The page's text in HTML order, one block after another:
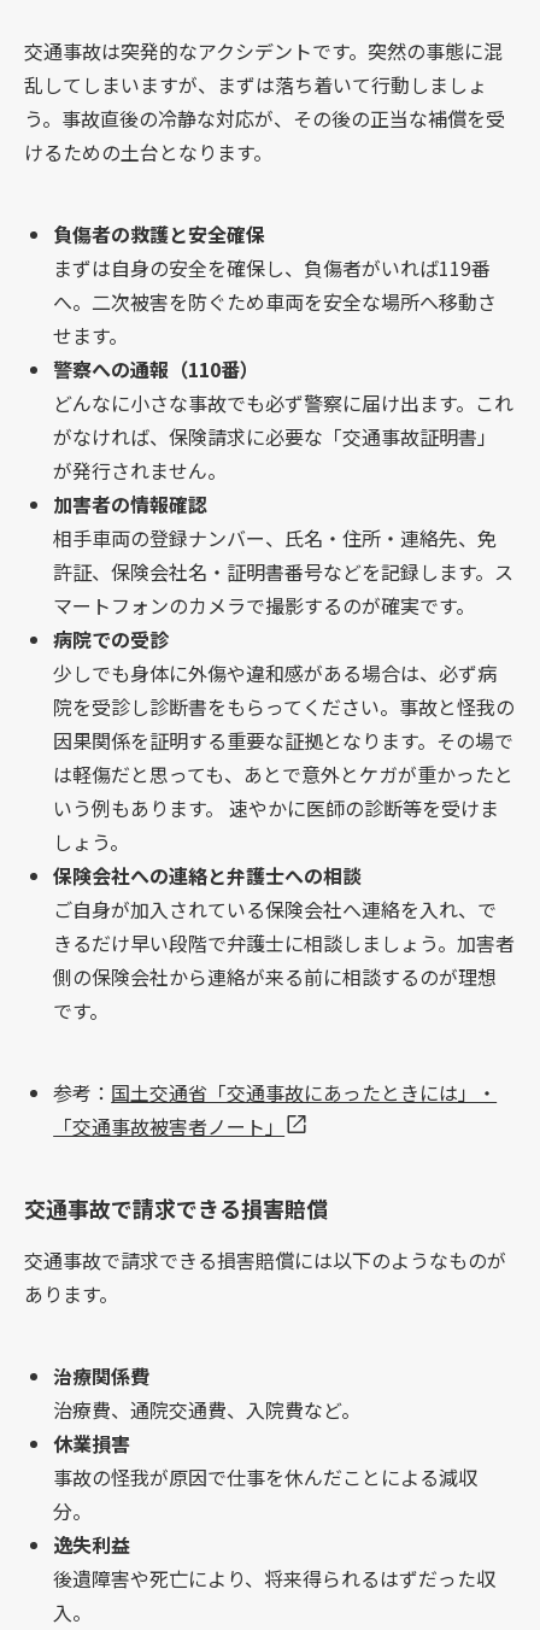
交通事故は突発的なアクシデントです。突然の事態に混
乱してしまいますが、まずは落ち着いて行動しましょ
う。事故直後の冷静な対応が、その後の正当な補償を受
けるための土台となります。
負傷者の救護と安全確保
まずは自身の安全を確保し、負傷者がいれば119番
へ。二次被害を防ぐため車両を安全な場所へ移動さ
せます。
警察への通報（110番）
どんなに小さな事故でも必ず警察に届け出ます。これ
がなければ、保険請求に必要な「交通事故証明書」
が発行されません。
加害者の情報確認
相手車両の登録ナンバー、氏名・住所・連絡先、免
許証、保険会社名・証明書番号などを記録します。ス
マートフォンのカメラで撮影するのが確実です。
病院での受診
少しでも身体に外傷や違和感がある場合は、必ず病
院を受診し診断書をもらってください。事故と怪我の
因果関係を証明する重要な証拠となります。その場で
は軽傷だと思っても、あとで意外とケガが重かったと
いう例もあります。 速やかに医師の診断等を受けま
しょう。
保険会社への連絡と弁護士への相談
ご自身が加入されている保険会社へ連絡を入れ、で
きるだけ早い段階で弁護士に相談しましょう。加害者
側の保険会社から連絡が来る前に相談するのが理想
です。
参考： 国土交通省「交通事故にあったときには」・
「交通事故被害者ノート」
交通事故で請求できる損害賠償
交通事故で請求できる損害賠償には以下のようなものが
あります。
治療関係費
治療費、通院交通費、入院費など。
休業損害
事故の怪我が原因で仕事を休んだことによる減収
分。
逸失利益
後遺障害や死亡により、将来得られるはずだった収
入。